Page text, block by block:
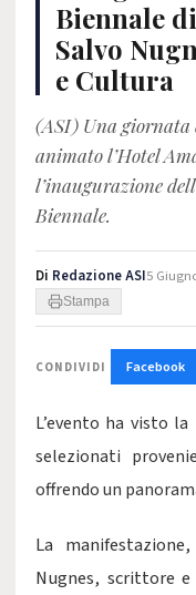
Biennale
Salvo
e Cultura
(ASI) Una giornata
animato l’Hotel
l’inaugurazione
Biennale.
Di Redazione ASI5
Stampa
CONDIVIDI Facebook
L’evento ha visto
selezionati
offrendo un
La
Nugnes, scrittore